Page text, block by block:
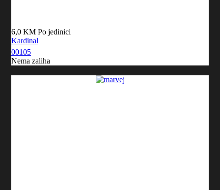
6,0 KM Po jedinici
Kardinal
00105
Nema zaliha